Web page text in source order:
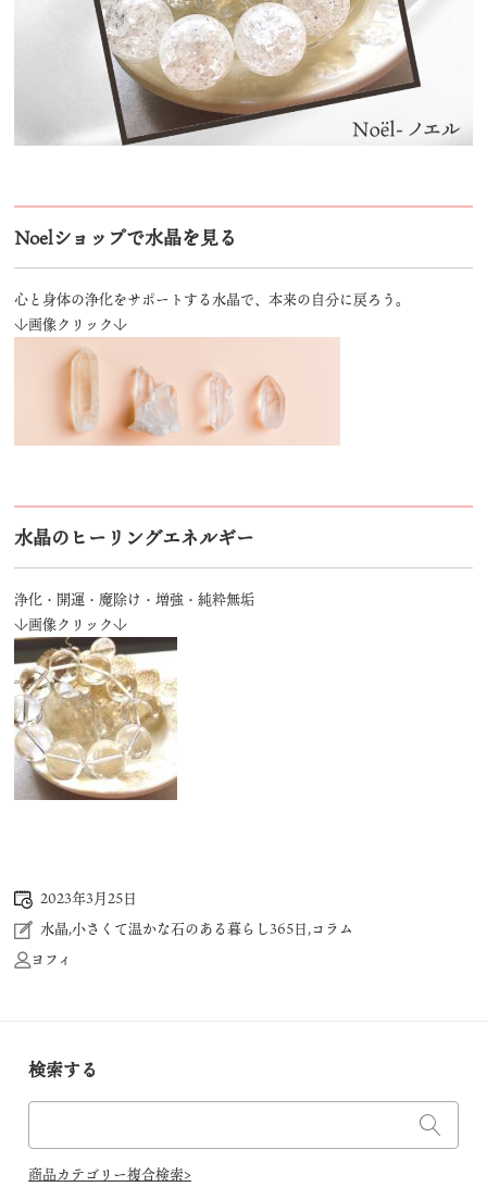
Noelショップで水晶を見る
心と身体の浄化をサポートする水晶で、本来の自分に戻ろう。
↓画像クリック↓
水晶のヒーリングエネルギー
浄化・開運・魔除け・増強・純粋無垢
↓画像クリック↓
2023年3月25日
水晶,小さくて温かな石のある暮らし365日,コラム
ヨフィ
検索する
商品カテゴリー複合検索>